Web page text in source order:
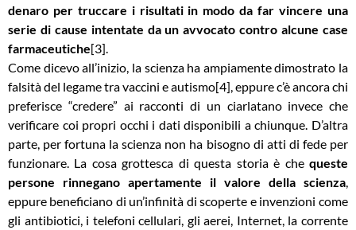
denaro per truccare i risultati in modo da far vincere una
serie di cause intentate da un avvocato contro alcune case
farmaceutiche[3].
Come dicevo all’inizio, la scienza ha ampiamente dimostrato la
falsitàdel legame tra vaccini e autismo[4], eppure c’è ancora chi
preferisce “credere” ai racconti di un ciarlatano invece che
verificare coi propri occhi i dati disponibili a chiunque. D’altra
parte, per fortuna la scienza non ha bisogno di atti di fede per
funzionare. La cosa grottesca di questa storia è chequeste
persone rinnegano apertamente il valore della scienza
eppure beneficiano di un’infinità di scoperte e invenzioni come
gli antibiotici, i telefoni cellulari, gli aerei, Internet, la corrente